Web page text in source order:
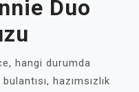
Duo
hangi durumda
hazımsızlık